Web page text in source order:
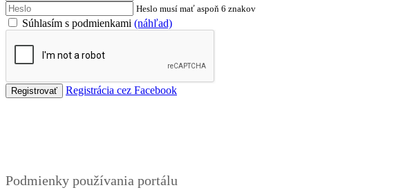
Heslo musí mať aspoň 6 znakov
Súhlasím s podmienkami (náhľad)
Registrácia cez Facebook
Podmienky používania portálu